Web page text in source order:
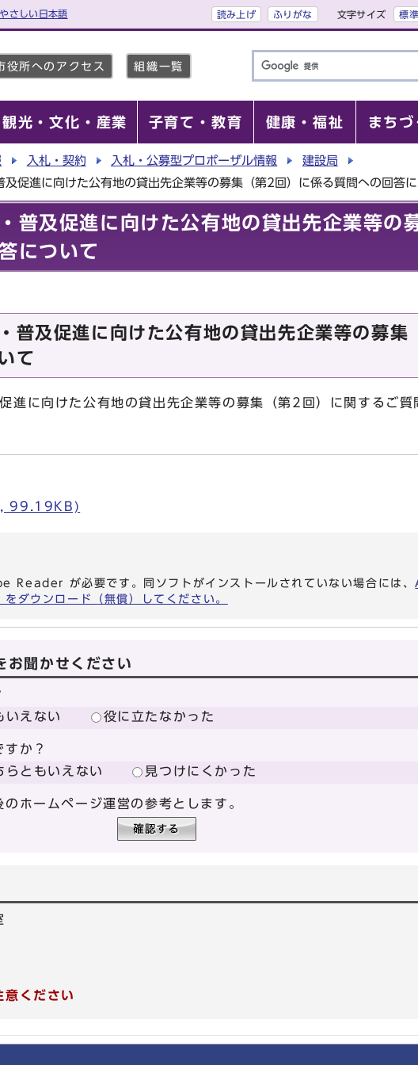
やさしい日本語 読み上げ ふりがな 文字サイズ 標準
役所へのアクセス 組織一覧
観光・文化・産業 子育て・教育 健康・福祉 まちづ
入札・契約 入札・公募型プロポーザル情報
建設局
及促進に向けた公有地の貸出先企業等の募集（第2回）に係る質問への回答
普及促進に向けた公有地の貸出先企業等の
について
普及促進に向けた公有地の貸出先企業等の募集
て
進に向けた公有地の貸出先企業等の募集（第2回）に関するご質
, 99.19KB)
Reader が必要です。同ソフトがインストールされていない場合には、
ウンロード（無償）してください。
お聞かせください
いえない 役に立たなかった
か？
らともいえない 見つけにくかった
ホームページ運営の参考とします。
意ください